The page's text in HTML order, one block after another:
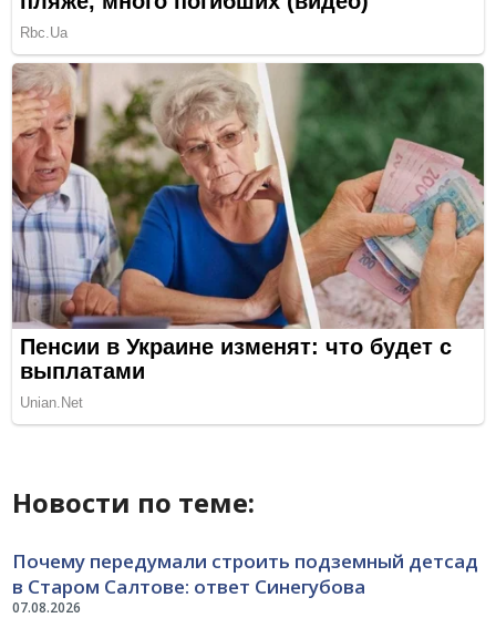
Новости по теме:
07.08.2026
Почему передумали строить подземный детсад
в Старом Салтове: ответ Синегубова